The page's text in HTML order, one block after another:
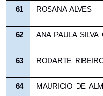
61 ROSANA ALVES
62 ANA PAULA SILVA
63 RODARTE
64 MAURICIO DE